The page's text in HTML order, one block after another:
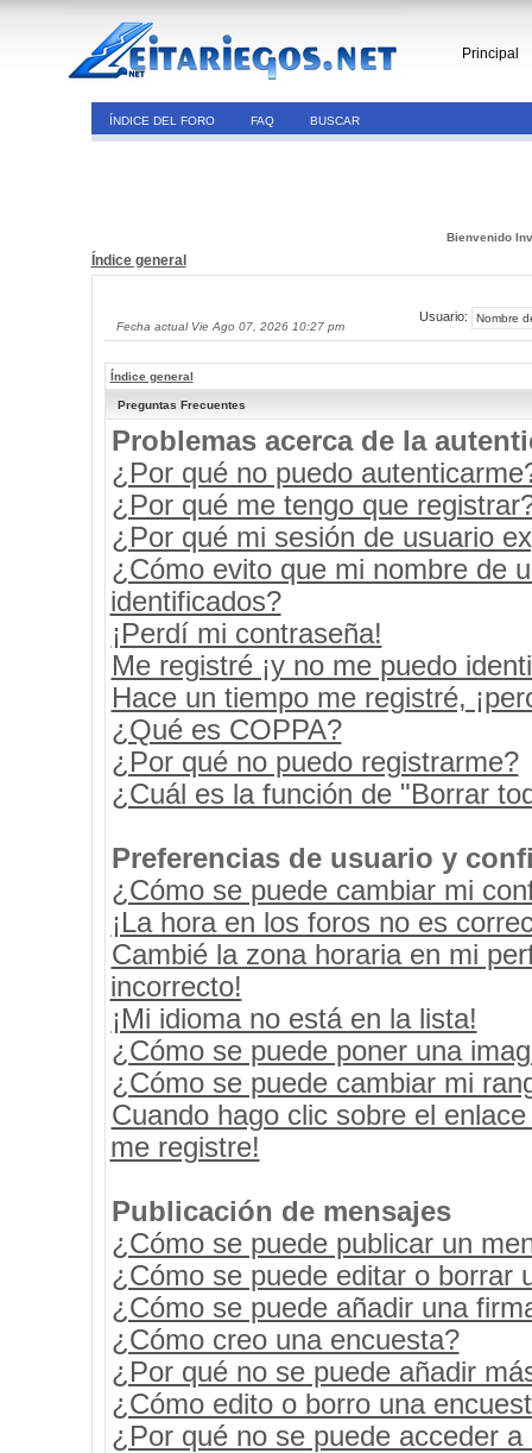
Principal
ÍNDICE DEL FORO FAQ BUSCAR
Bienvenido
Índice general
Fecha actual Vie Ago 07, 2026 10:27 pm
Usuario:
Índice general
Preguntas Frecuentes
Problemas acerca de la
¿Por qué no puedo
¿Por qué me tengo que
¿Por qué mi sesión de usuario
¿Cómo evito que mi nombre de
identificados?
¡Perdí mi contraseña!
Me registré ¡y no me puedo
Hace un tiempo me registré,
¿Qué es COPPA?
¿Por qué no puedo registrarme?
¿Cuál es la función de "Borrar
Preferencias de usuario y
¿Cómo se puede cambiar mi
¡La hora en los foros no es
Cambié la zona horaria en mi
incorrecto!
¡Mi idioma no está en la lista!
¿Cómo se puede poner una
¿Cómo se puede cambiar mi
Cuando hago clic sobre el
me registre!
Publicación de mensajes
¿Cómo se puede publicar un
¿Cómo se puede editar o borrar
¿Cómo se puede añadir una
¿Cómo creo una encuesta?
¿Por qué no se puede añadir
¿Cómo edito o borro una
¿Por qué no se puede acceder a